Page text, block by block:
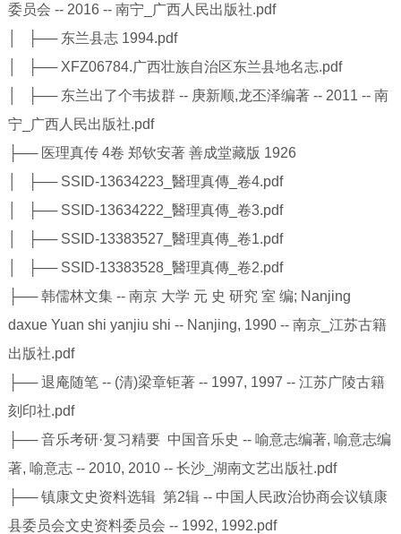
委员会 -- 2016 -- 南宁_广西人民出版社.pdf
│ ├── 东兰县志 1994.pdf
│ ├── XFZ06784.广西壮族自治区东兰县地名志.pdf
│ ├── 东兰出了个韦拔群 -- 庚新顺,龙丕泽编著 -- 2011 -- 南
宁_广西人民出版社.pdf
├── 医理真传 4卷 郑钦安著 善成堂藏版 1926
│ ├── SSID-13634223_醫理真傳_卷4.pdf
│ ├── SSID-13634222_醫理真傳_卷3.pdf
│ ├── SSID-13383527_醫理真傳_卷1.pdf
│ ├── SSID-13383528_醫理真傳_卷2.pdf
├── 韩儒林文集 -- 南京 大学 元 史 研究 室 编; Nanjing
daxue Yuan shi yanjiu shi -- Nanjing, 1990 -- 南京_江苏古籍
出版社.pdf
├── 退庵随笔 -- (清)梁章钜著 -- 1997, 1997 -- 江苏广陵古籍
刻印社.pdf
├── 音乐考研·复习精要 中国音乐史 -- 喻意志编著, 喻意志编
著, 喻意志 -- 2010, 2010 -- 长沙_湖南文艺出版社.pdf
├── 镇康文史资料选辑 第2辑 -- 中国人民政治协商会议镇康
县委员会文史资料委员会 -- 1992, 1992.pdf